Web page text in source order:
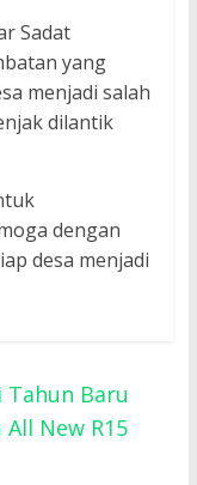
Sadat
yang
menjadi salah
dilantik
dengan
desa menjadi
Baru
New R15